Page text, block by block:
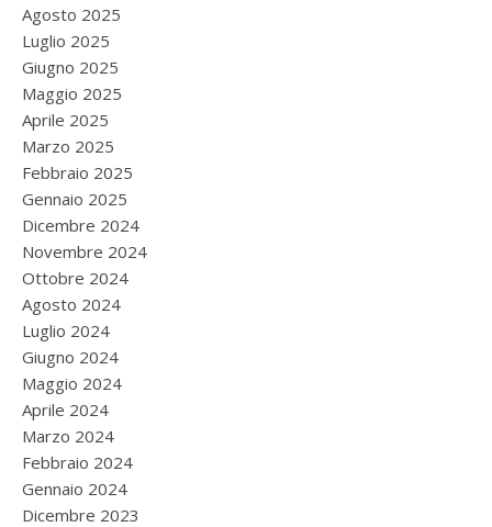
Agosto 2025
Luglio 2025
Giugno 2025
Maggio 2025
Aprile 2025
Marzo 2025
Febbraio 2025
Gennaio 2025
Dicembre 2024
Novembre 2024
Ottobre 2024
Agosto 2024
Luglio 2024
Giugno 2024
Maggio 2024
Aprile 2024
Marzo 2024
Febbraio 2024
Gennaio 2024
Dicembre 2023